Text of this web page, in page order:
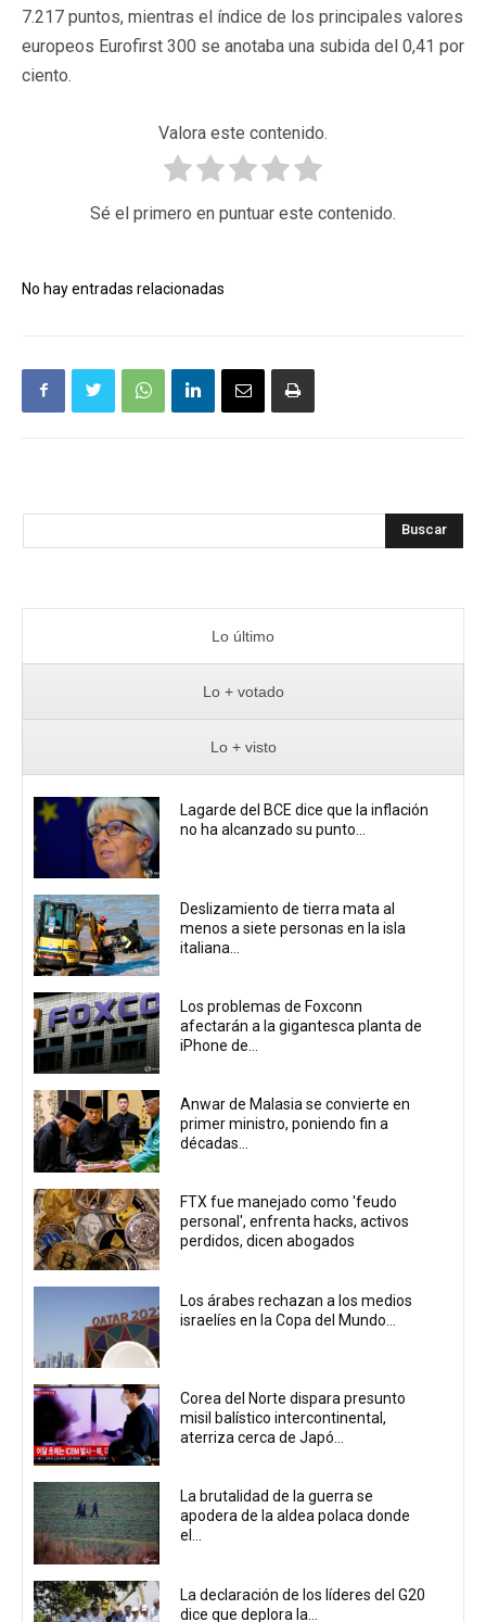
7.217 puntos, mientras el índice de los principales valores
europeos Eurofirst 300 se anotaba una subida del 0,41 por
ciento.
Valora este contenido.
Sé el primero en puntuar este contenido.
No hay entradas relacionadas
Buscar
Lo último
Lo + votado
Lo + visto
Lagarde del BCE dice que la inflación
no ha alcanzado su punto...
Deslizamiento de tierra mata al
menos a siete personas en la isla
italiana...
Los problemas de Foxconn
afectarán a la gigantesca planta de
iPhone de...
Anwar de Malasia se convierte en
primer ministro, poniendo fin a
décadas...
FTX fue manejado como 'feudo
personal', enfrenta hacks, activos
perdidos, dicen abogados
Los árabes rechazan a los medios
israelíes en la Copa del Mundo...
Corea del Norte dispara presunto
misil balístico intercontinental,
aterriza cerca de Japó...
La brutalidad de la guerra se
apodera de la aldea polaca donde
el...
La declaración de los líderes del G20
dice que deplora la...